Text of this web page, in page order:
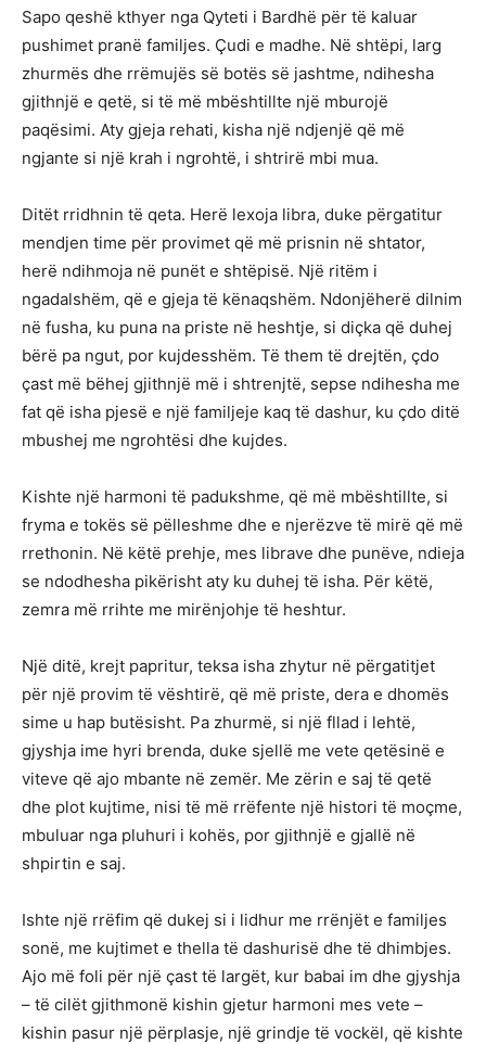
Sapo qeshë kthyer nga Qyteti i Bardhë për të kaluar
pushimet pranë familjes. Çudi e madhe. Në shtëpi, larg
zhurmës dhe rrëmujës së botës së jashtme, ndihesha
gjithnjë e qetë, si të më mbështillte një mburojë
paqësimi. Aty gjeja rehati, kisha një ndjenjë që më
ngjante si një krah i ngrohtë, i shtrirë mbi mua.
Ditët rridhnin të qeta. Herë lexoja libra, duke përgatitur
mendjen time për provimet që më prisnin në shtator,
herë ndihmoja në punët e shtëpisë. Një ritëm i
ngadalshëm, që e gjeja të kënaqshëm. Ndonjëherë dilnim
në fusha, ku puna na priste në heshtje, si diçka që duhej
bërë pa ngut, por kujdesshëm. Të them të drejtën, çdo
çast më bëhej gjithnjë më i shtrenjtë, sepse ndihesha me
fat që isha pjesë e një familjeje kaq të dashur, ku çdo ditë
mbushej me ngrohtësi dhe kujdes.
Kishte një harmoni të padukshme, që më mbështillte, si
fryma e tokës së pëlleshme dhe e njerëzve të mirë që më
rrethonin. Në këtë prehje, mes librave dhe punëve, ndieja
se ndodhesha pikërisht aty ku duhej të isha. Për këtë,
zemra më rrihte me mirënjohje të heshtur.
Një ditë, krejt papritur, teksa isha zhytur në përgatitjet
për një provim të vështirë, që më priste, dera e dhomës
sime u hap butësisht. Pa zhurmë, si një fllad i lehtë,
gjyshja ime hyri brenda, duke sjellë me vete qetësinë e
viteve që ajo mbante në zemër. Me zërin e saj të qetë
dhe plot kujtime, nisi të më rrëfente një histori të moçme,
mbuluar nga pluhuri i kohës, por gjithnjë e gjallë në
shpirtin e saj.
Ishte një rrëfim që dukej si i lidhur me rrënjët e familjes
sonë, me kujtimet e thella të dashurisë dhe të dhimbjes.
Ajo më foli për një çast të largët, kur babai im dhe gjyshja
– të cilët gjithmonë kishin gjetur harmoni mes vete –
kishin pasur një përplasje, një grindje të vockël, që kishte